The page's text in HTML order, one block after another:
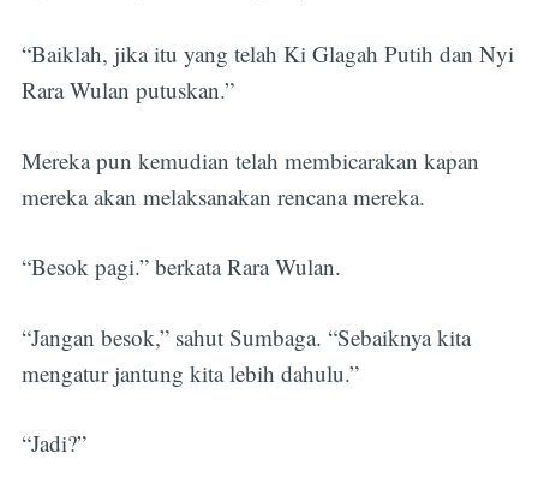
“Baiklah, jika itu yang telah Ki Glagah Putih dan Nyi
Rara Wulan putuskan.”
Mereka pun kemudian telah membicarakan kapan
mereka akan melaksanakan rencana mereka.
“Besok pagi.” berkata Rara Wulan.
“Jangan besok,” sahut Sumbaga. “Sebaiknya kita
mengatur jantung kita lebih dahulu.”
“Jadi?”